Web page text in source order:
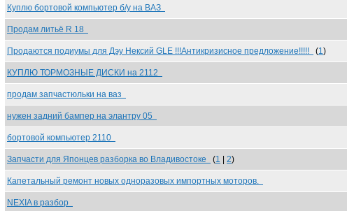
Куплю бортовой компьютер б/у на ВАЗ
Продам литьё R 18
Продаются подиумы для Дэу Нексий GLE !!!Антикризисное предложение!!!!! (1)
КУПЛЮ ТОРМОЗНЫЕ ДИСКИ на 2112
продам запчастюльки на ваз
нужен задний бампер на элантру 05
бортовой компьютер 2110
Запчасти для Японцев разборка во Владивостоке (1 2)
Капетальный ремонт новых одноразовых импортных моторов.
NEXIA в разбор